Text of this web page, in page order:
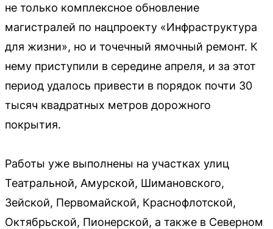
не только комплексное обновление
магистралей по нацпроекту «Инфраструктура
для жизни», но и точечный ямочный ремонт. К
нему приступили в середине апреля, и за этот
период удалось привести в порядок почти 30
тысяч квадратных метров дорожного
покрытия.
Работы уже выполнены на участках улиц
Театральной, Амурской, Шимановского,
Зейской, Первомайской, Краснофлотской,
Октябрьской, Пионерской, а также в Северном